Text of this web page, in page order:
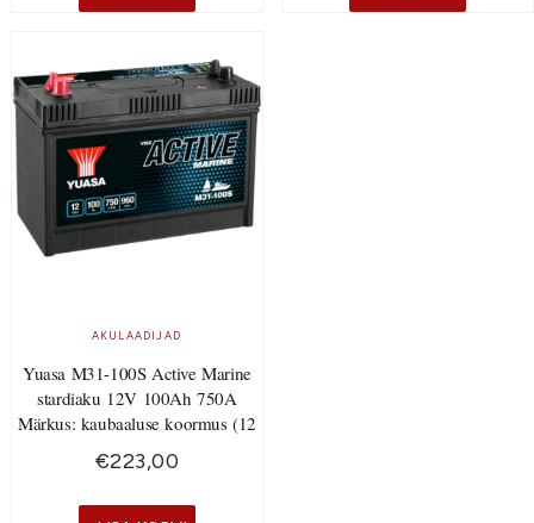
AKULAADIJAD
Yuasa M31-100S Active Marine
stardiaku 12V 100Ah 750A
Märkus: kaubaaluse koormus (12
€223,00